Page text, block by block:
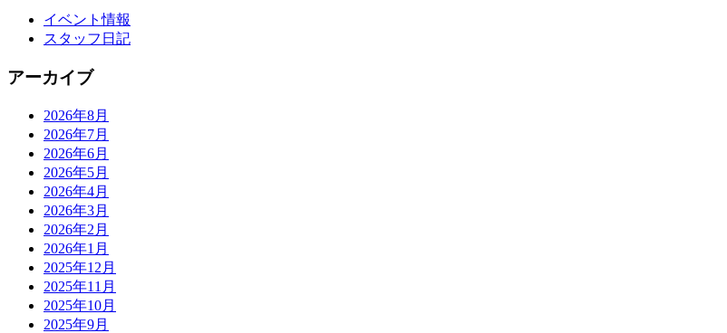
イベント情報
スタッフ日記
アーカイブ
2026年8月
2026年7月
2026年6月
2026年5月
2026年4月
2026年3月
2026年2月
2026年1月
2025年12月
2025年11月
2025年10月
2025年9月